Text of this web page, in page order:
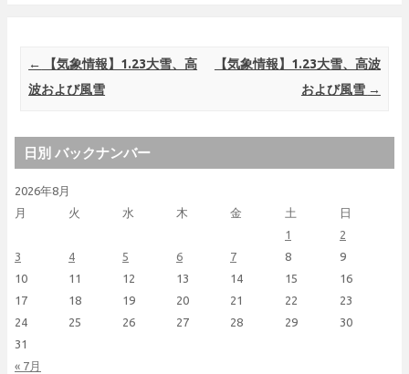
Post navigation
←
【気象情報】1.23大雪、高
波および風雪
【気象情報】1.23大雪、高波
および風雪 →
日別 バックナンバー
2026年8月
月
火 水 木 金 土 日
« 7月
1
2
3
4 5 6 7 8
9
10
11 12 13 14 15
16
17
18 19 20 21 22
23
24
25 26 27 28 29
30
31